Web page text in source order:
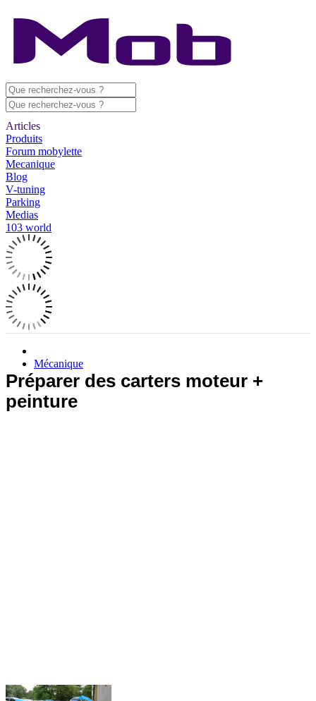
Articles
Produits
Forum mobylette
Mecanique
Blog
V-tuning
Parking
Medias
103 world
Mécanique
Préparer des carters moteur +
peinture